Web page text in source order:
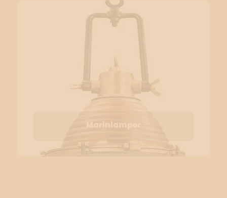
Marinlampor